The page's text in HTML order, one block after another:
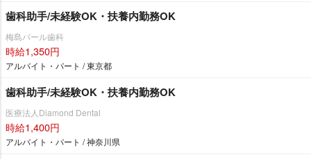
歯科助手/未経験OK・扶養内勤務OK
梅島パール歯科
時給1,350円
アルバイト・パート / 東京都
歯科助手/未経験OK・扶養内勤務OK
医療法人Diamond Dental
時給1,400円
アルバイト・パート / 神奈川県